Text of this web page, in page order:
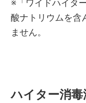
※「ワイドハイタ
酸ナトリウムを含
ません。
ハイター消